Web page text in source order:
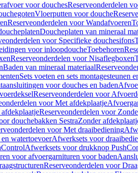
voor douchesReserveonderdelen
Vloerputten voor douche
Reserveonderdelen voor Wandafvoeren
Doucheplaten van mineraal
voor Specifieke douchesifons
voor inloopdoucheToebehoren
Reserveonderdelen voor Nisaflegboxen
Baden van mineraal materiaal
Sets voeten en sets montagesteunen
voor douches en baden
Reserveonderdelen voor
voor Met afdekplaatje
Reserveonderdelen voor
douchebakken SestraZonder
voor Met draaibediening
watertoevoerAfwerksets voor
Afwerksets voor drukknop
voor afvoergarnituren voor baden
Reserveonderdelen voor